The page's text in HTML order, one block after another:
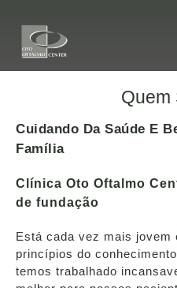
TRATAMENTO CLÍNICO E CIRÚRGICO
dos problemas de ouvido, nariz e
Cuida de doenças como otite,Quem
Cuidando Da Saúde E
Família
Clínica Oto Oftalmo
de fundação
Está cada vez mais jovem
princípios do
temos trabalhado